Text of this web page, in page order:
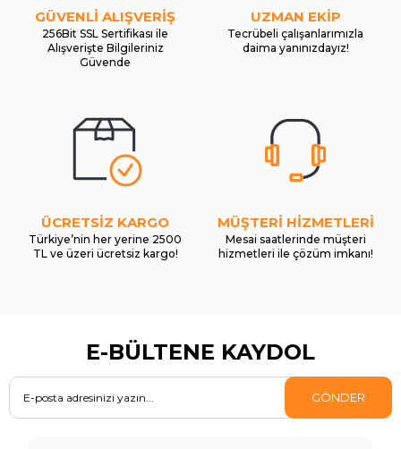
GÜVENLİ ALIŞVERİŞ
256Bit SSL Sertifikası ile
Alışverişte Bilgileriniz
Güvende
UZMAN EKİP
Tecrübeli çalışanlarımızla
daima yanınızdayız!
ÜCRETSİZ KARGO
Türkiye’nin her yerine 2500
TL ve üzeri ücretsiz kargo!
MÜŞTERİ HİZMETLERİ
Mesai saatlerinde müşteri
hizmetleri ile çözüm imkanı!
E-BÜLTENE KAYDOL
GÖNDER